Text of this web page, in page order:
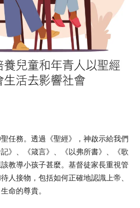
任務。透過《聖經》，神啟示給我們
》、《箴言》、《以弗所書》、《歌
教導小孩子甚麼。基督徒家長重視管
人接物，包括如何正確地認識上帝、
命的尊貴。